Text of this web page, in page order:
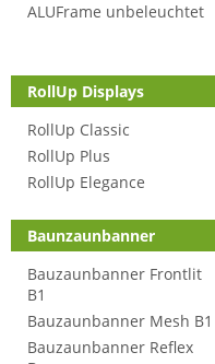
ALUFrame unbeleuchtet
RollUp Displays
RollUp Classic
RollUp Plus
RollUp Elegance
Baunzaunbanner
Bauzaunbanner Frontlit
B1
Bauzaunbanner Mesh B1
Bauzaunbanner Reflex